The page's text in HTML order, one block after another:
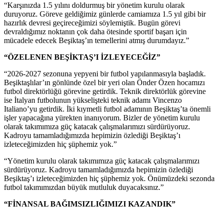
“Karşınızda 1.5 yılını doldurmuş bir yönetim kurulu olarak
duruyoruz. Göreve geldiğimiz günlerde camiamıza 1.5 yıl gibi bir
hazırlık devresi geçireceğimizi söylemiştik. Bugün görevi
devraldığımız noktanın çok daha ötesinde sportif başarı için
mücadele edecek Beşiktaş’ın temellerini atmış durumdayız.”
“ÖZELENEN BEŞİKTAŞ’I İZLEYECEĞİZ”
“2026-2027 sezonuna yepyeni bir futbol yapılanmasıyla başladık.
Beşiktaşlılar’ın gönlünde özel bir yeri olan Önder Özen hocamızı
futbol direktörlüğü görevine getirdik. Teknik direktörlük görevine
ise İtalyan futbolunun yükselişteki teknik adamı Vincenzo
Italiano’yu getirdik. İki kıymetli futbol adamının Beşiktaş’ta önemli
işler yapacağına yürekten inanıyorum. Bizler de yönetim kurulu
olarak takımımıza güç katacak çalışmalarımızı sürdürüyoruz.
Kadroyu tamamladığımızda hepimizin özlediği Beşiktaş’ı
izleteceğimizden hiç şüphemiz yok.”
“Yönetim kurulu olarak takımımıza güç katacak çalışmalarımızı
sürdürüyoruz. Kadroyu tamamladığımızda hepimizin özlediği
Beşiktaş’ı izleteceğimizden hiç şüphemiz yok. Önümüzdeki sezonda
futbol takımımızdan büyük mutluluk duyacaksınız.”
“FİNANSAL BAĞIMSIZLIĞIMIZI KAZANDIK”